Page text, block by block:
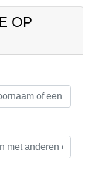
OP